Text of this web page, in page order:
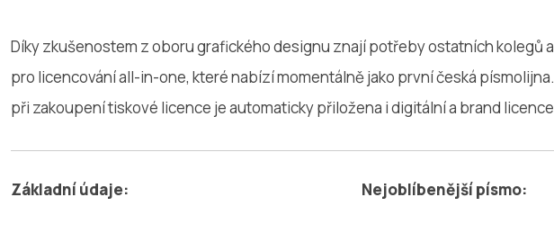
Díky zkušenostem z oboru grafického designu znají potřeby ostatních kolegů
pro licencování all-in-one, které nabízí momentálně jako první česká
při zakoupení tiskové licence je automaticky přiložena i digitální a brand
Základní údaje: Nejoblíbenější písmo: